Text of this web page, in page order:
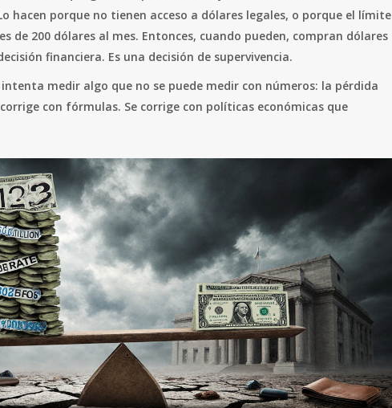
hacen porque no tienen acceso a dólares legales, o porque el límite
de 200 dólares al mes. Entonces, cuando pueden, compran dólares
financiera. Es una decisión de supervivencia.
medir algo que no se puede medir con números: la pérdida
con fórmulas. Se corrige con políticas económicas que